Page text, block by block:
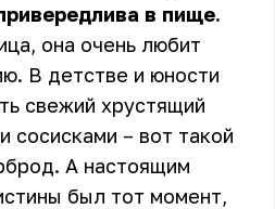
в пище.
она очень любит
В детстве и юности
свежий хрустящий
сосисками – вот такой
А настоящим
был тот момент,